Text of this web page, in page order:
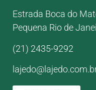
Estrada Boca do
Pequena Rio de
(21) 2435-9292